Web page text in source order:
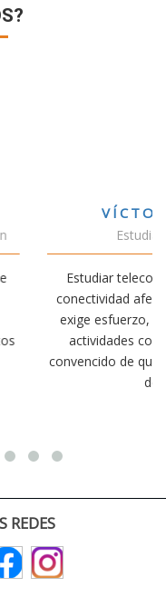
VALENCIA
Teleco-ADE
comprender cómo la
Aunque la carrera
de mi tiempo a otras
y socorrismo. Estoy
sido una de las mejores
tomado.
REDES